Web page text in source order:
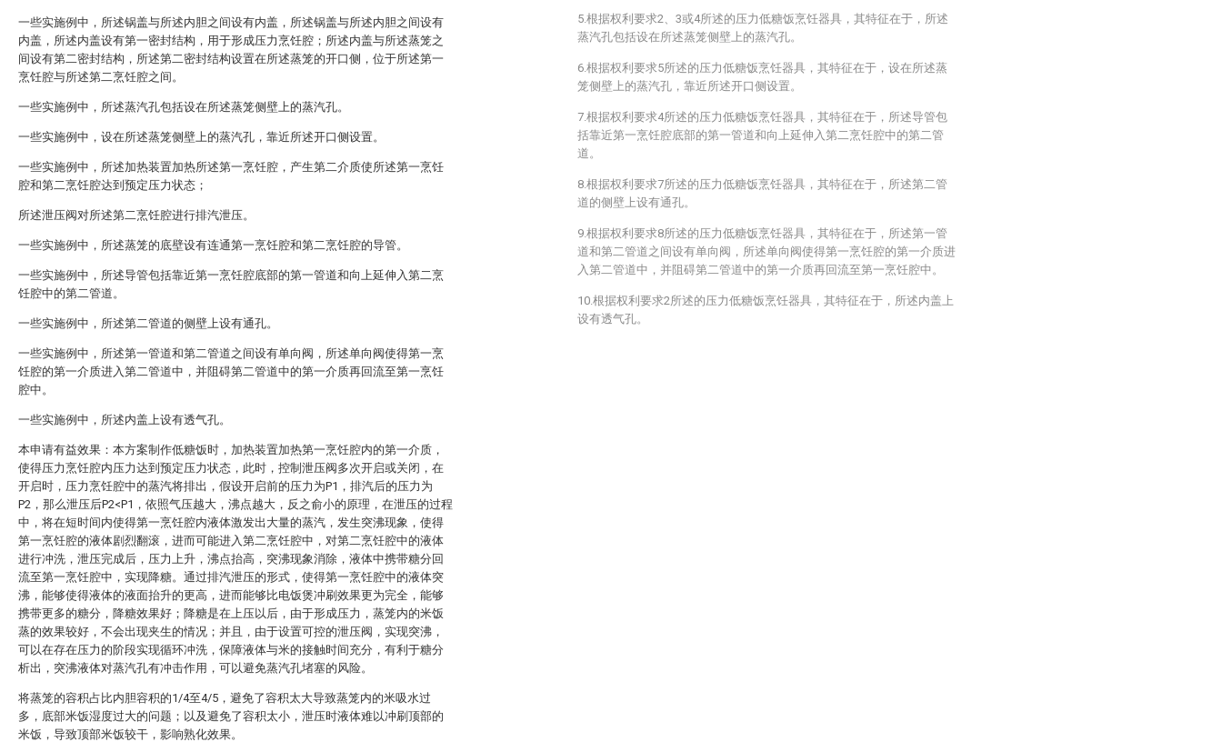
一些实施例中，所述锅盖与所述内胆之间设有内盖，所述锅盖与所述内胆之间设有
内盖，所述内盖设有第一密封结构，用于形成压力烹饪腔；所述内盖与所述蒸笼之
间设有第二密封结构，所述第二密封结构设置在所述蒸笼的开口侧，位于所述第一
烹饪腔与所述第二烹饪腔之间。
一些实施例中，所述蒸汽孔包括设在所述蒸笼侧壁上的蒸汽孔。
一些实施例中，设在所述蒸笼侧壁上的蒸汽孔，靠近所述开口侧设置。
一些实施例中，所述加热装置加热所述第一烹饪腔，产生第二介质使所述第一烹饪
腔和第二烹饪腔达到预定压力状态；
所述泄压阀对所述第二烹饪腔进行排汽泄压。
一些实施例中，所述蒸笼的底壁设有连通第一烹饪腔和第二烹饪腔的导管。
一些实施例中，所述导管包括靠近第一烹饪腔底部的第一管道和向上延伸入第二烹
饪腔中的第二管道。
一些实施例中，所述第二管道的侧壁上设有通孔。
一些实施例中，所述第一管道和第二管道之间设有单向阀，所述单向阀使得第一烹
饪腔的第一介质进入第二管道中，并阻碍第二管道中的第一介质再回流至第一烹饪
腔中。
一些实施例中，所述内盖上设有透气孔。
本申请有益效果：本方案制作低糖饭时，加热装置加热第一烹饪腔内的第一介质，
使得压力烹饪腔内压力达到预定压力状态，此时，控制泄压阀多次开启或关闭，在
开启时，压力烹饪腔中的蒸汽将排出，假设开启前的压力为P1，排汽后的压力为
P2，那么泄压后P2<P1，依照气压越大，沸点越大，反之俞小的原理，在泄压的过程
中，将在短时间内使得第一烹饪腔内液体激发出大量的蒸汽，发生突沸现象，使得
第一烹饪腔的液体剧烈翻滚，进而可能进入第二烹饪腔中，对第二烹饪腔中的液体
进行冲洗，泄压完成后，压力上升，沸点抬高，突沸现象消除，液体中携带糖分回
流至第一烹饪腔中，实现降糖。通过排汽泄压的形式，使得第一烹饪腔中的液体突
沸，能够使得液体的液面抬升的更高，进而能够比电饭煲冲刷效果更为完全，能够
携带更多的糖分，降糖效果好；降糖是在上压以后，由于形成压力，蒸笼内的米饭
蒸的效果较好，不会出现夹生的情况；并且，由于设置可控的泄压阀，实现突沸，
可以在存在压力的阶段实现循环冲洗，保障液体与米的接触时间充分，有利于糖分
析出，突沸液体对蒸汽孔有冲击作用，可以避免蒸汽孔堵塞的风险。
将蒸笼的容积占比内胆容积的1/4至4/5，避免了容积太大导致蒸笼内的米吸水过
多，底部米饭湿度过大的问题；以及避免了容积太小，泄压时液体难以冲刷顶部的
米饭，导致顶部米饭较干，影响熟化效果。
5.根据权利要求2、3或4所述的压力低糖饭烹饪器具，其特征在于，所述
蒸汽孔包括设在所述蒸笼侧壁上的蒸汽孔。
6.根据权利要求5所述的压力低糖饭烹饪器具，其特征在于，设在所述蒸
笼侧壁上的蒸汽孔，靠近所述开口侧设置。
7.根据权利要求4所述的压力低糖饭烹饪器具，其特征在于，所述导管包
括靠近第一烹饪腔底部的第一管道和向上延伸入第二烹饪腔中的第二管
道。
8.根据权利要求7所述的压力低糖饭烹饪器具，其特征在于，所述第二管
道的侧壁上设有通孔。
9.根据权利要求8所述的压力低糖饭烹饪器具，其特征在于，所述第一管
道和第二管道之间设有单向阀，所述单向阀使得第一烹饪腔的第一介质进
入第二管道中，并阻碍第二管道中的第一介质再回流至第一烹饪腔中。
10.根据权利要求2所述的压力低糖饭烹饪器具，其特征在于，所述内盖上
设有透气孔。